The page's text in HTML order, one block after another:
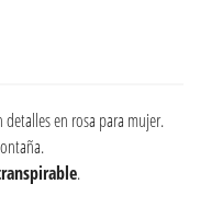
en rosa para mujer.
.